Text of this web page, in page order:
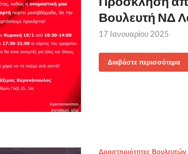
Βουλευτή ΝΔ
17 Ιανουαρίου 2025
Διαβάστε περισσότερα
Δραστηριότητες Βουλευτών